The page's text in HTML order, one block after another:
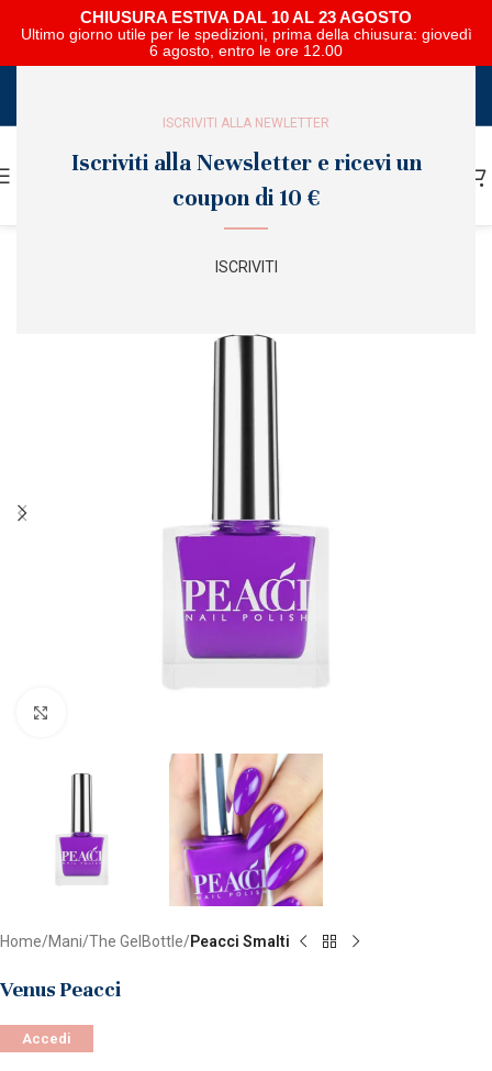
ISCRIVITI ALLA NEWLETTER
Iscriviti alla Newsletter e ricevi un
coupon di 10 €
ISCRIVITI
CHIUSURA ESTIVA DAL 10 AL 23 AGOSTO
Ultimo giorno utile per le spedizioni, prima della chiusura: giovedì
6 agosto, entro le ore 12.00
Home Mani The GelBottle Peacci Smalti
Venus Peacci
Accedi